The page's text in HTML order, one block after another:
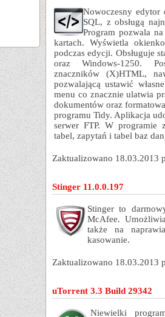
Nowoczesny edytor
SQL, z obsługą
Program pozwala
kartach. Wyświetla
podczas edycji. Obsługuje
oraz Windows-1250.
znaczników (X)HTML,
pozwalającą ustawić
menu co znacznie ulatwia
dokumentów oraz
programu Tidy. Aplikacja
serwer FTP. W programie
tabel, zapytań i tabel baz
Zaktualizowano 18.03.2013
Stinger 11.0.0.197
Stinger to
McAfee.
także na
kasowanie.
Zaktualizowano 18.03.2013
uTorrent 3.3 Build 29342
Niewielki